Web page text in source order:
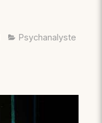
Psychanalyste